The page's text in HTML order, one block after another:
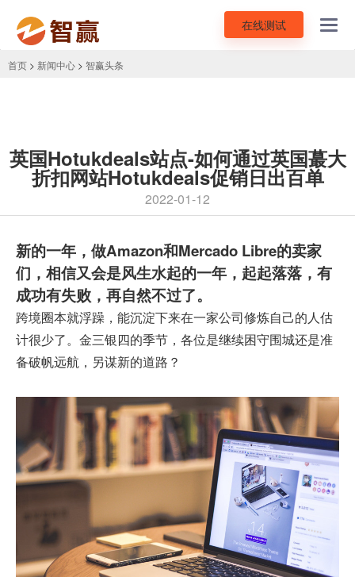
在线测试
首页 > 新闻中心 > 智赢头条
英国Hotukdeals站点-如何通过英国蕞大
折扣网站Hotukdeals促销日出百单
2022-01-12
新的一年，做Amazon和Mercado Libre的卖家
们，相信又会是风生水起的一年，起起落落，有
成功有失败，再自然不过了。
跨境圈本就浮躁，能沉淀下来在一家公司修炼自己的人估
计很少了。金三银四的季节，各位是继续困守围城还是准
备破帆远航，另谋新的道路？